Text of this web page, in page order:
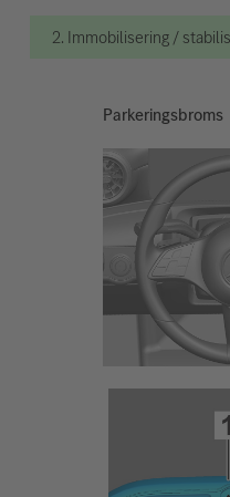
2. Immobilisering /
Parkeringsbroms